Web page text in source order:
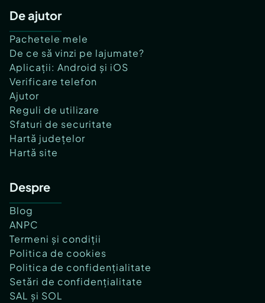
De ajutor
Pachetele mele
De ce să vinzi pe lajumate?
Aplicații: Android și iOS
Verificare telefon
Ajutor
Reguli de utilizare
Sfaturi de securitate
Hartă județelor
Hartă site
Despre
Blog
ANPC
Termeni și condiții
Politica de cookies
Politica de confidențialitate
Setări de confidențialitate
SAL și SOL